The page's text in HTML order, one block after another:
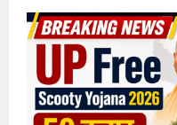
Ghaziabad
Murder
Case
:
गाजियाबाद
युवक
की
गोली